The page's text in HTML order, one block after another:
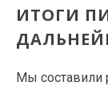
ИТОГИ
Мы составили